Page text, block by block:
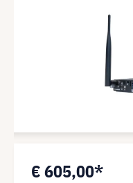
€ 605,00*